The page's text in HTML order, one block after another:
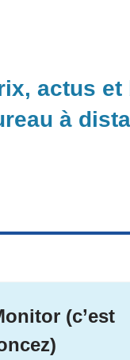
actus
à
(c’est